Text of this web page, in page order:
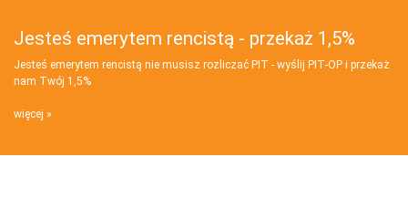
Jesteś emerytem rencistą - przekaż 1,5%
Jesteś emerytem rencistą nie musisz rozliczać PIT - wyślij PIT‑OP i przekaż
nam Twój 1,5%
więcej